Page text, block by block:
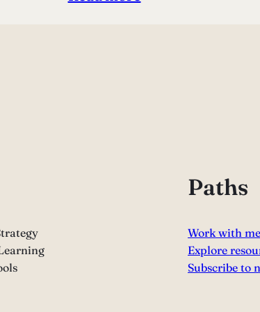
Paths
Work with me
Explore
Subscribe to